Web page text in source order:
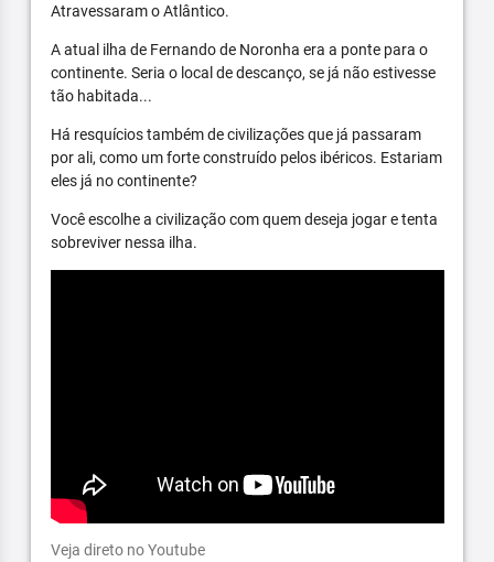
Atravessaram o Atlântico.
A atual ilha de Fernando de Noronha era a ponte para o
continente. Seria o local de descanço, se já não estivesse
tão habitada...
Há resquícios também de civilizações que já passaram
por ali, como um forte construído pelos ibéricos. Estariam
eles já no continente?
Você escolhe a civilização com quem deseja jogar e tenta
sobreviver nessa ilha.
Veja direto no Youtube